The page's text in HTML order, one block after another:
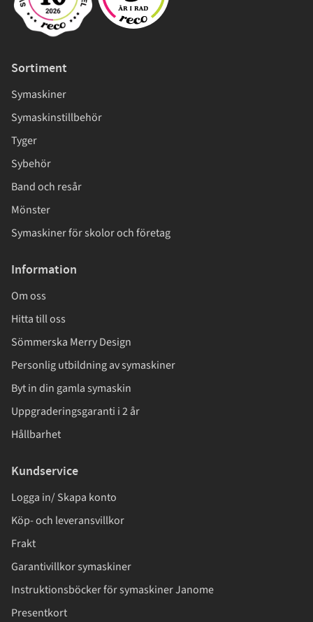
Sortiment
Symaskiner
Symaskinstillbehör
Tyger
Sybehör
Band och resår
Mönster
Symaskiner för skolor och företag
Information
Om oss
Hitta till oss
Sömmerska Merry Design
Personlig utbildning av symaskiner
Byt in din gamla symaskin
Uppgraderingsgaranti i 2 år
Hållbarhet
Kundservice
Logga in/ Skapa konto
Köp- och leveransvillkor
Frakt
Garantivillkor symaskiner
Instruktionsböcker för symaskiner Janome
Presentkort